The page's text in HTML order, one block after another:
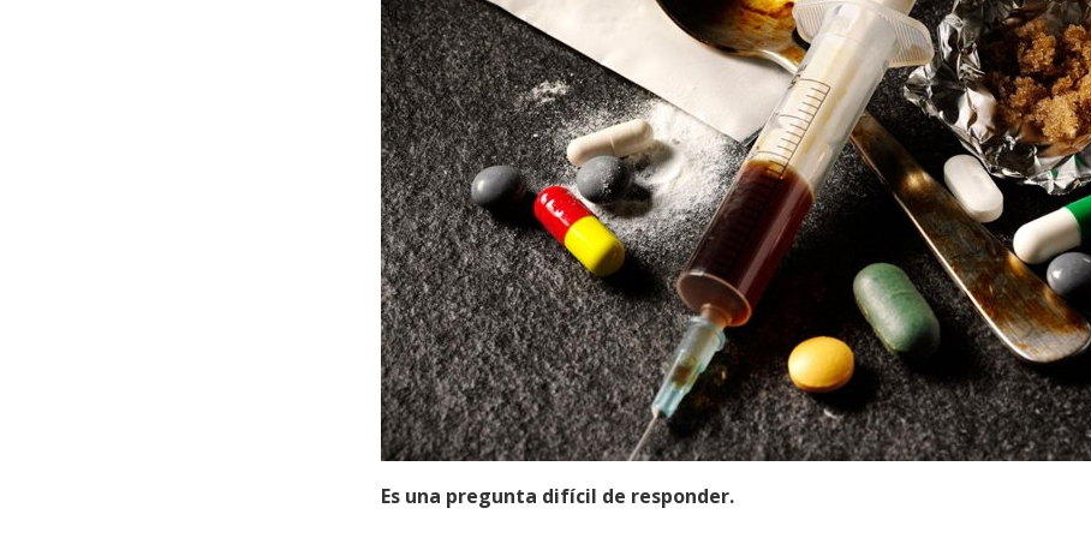
Es una pregunta difícil de responder.